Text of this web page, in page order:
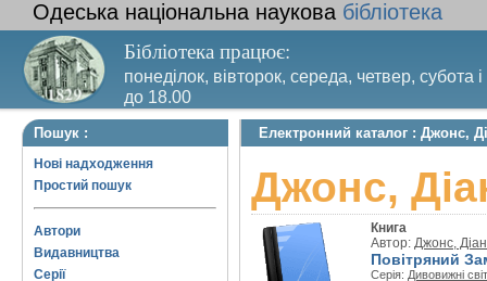
Одеська національна наукова бібліотека
Бібліотека працює:
понеділок, вівторок, середа, четвер, субота
до 18.00
Вихідний день – п’ятниця. Останній четвер
Пошук :
Нові надходження
Простий пошук
Автори
Видавництва
Серії
Електронний каталог : Джонс,
Джонс,
Книга
Автор: Джонс,
Повітряний
Серія: Дивовижні